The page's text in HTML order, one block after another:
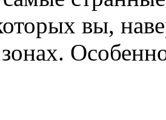
вы,